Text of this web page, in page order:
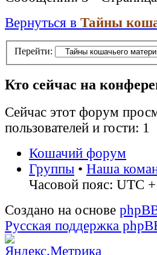
Вернуться в Тайны
Перейти:
Кто сейчас на
Сейчас этот форум
пользователей и гости: 1
Кошачий форум
Группы • Наша
Часовой пояс: UTC +
Создано на основе
Русская поддержка